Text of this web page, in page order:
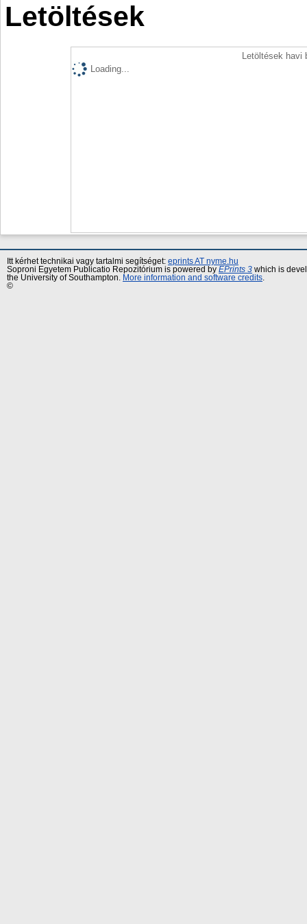
Letöltések
Letöltések havi
Loading...
Itt kérhet technikai vagy tartalmi segítséget: eprints AT nyme.hu
Soproni Egyetem Publicatio Repozitórium is powered by EPrints 3 which is
the University of Southampton.
More information and software credits
©